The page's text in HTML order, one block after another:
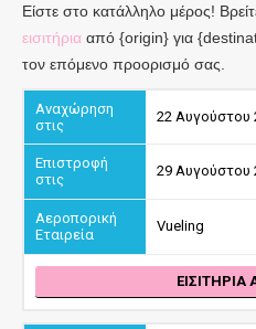
Είστε στο κατάλληλο μέρος!
εισιτήρια από {origin} για
τον επόμενο προορισμό σας.
22 Αυγούστου
29 Αυγούστου
Vueling
ΕΙΣΙΤΉΡΙΑ